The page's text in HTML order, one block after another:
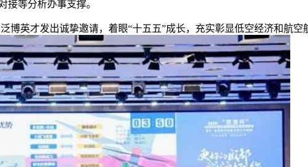
接等分析办事支撑。
英才发出诚挚邀请，着眼“十五五”成长，充实彰显低空经济和航空